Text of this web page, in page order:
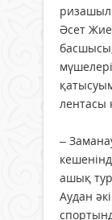
Әсет
лентасы
–
ашық
Аудан